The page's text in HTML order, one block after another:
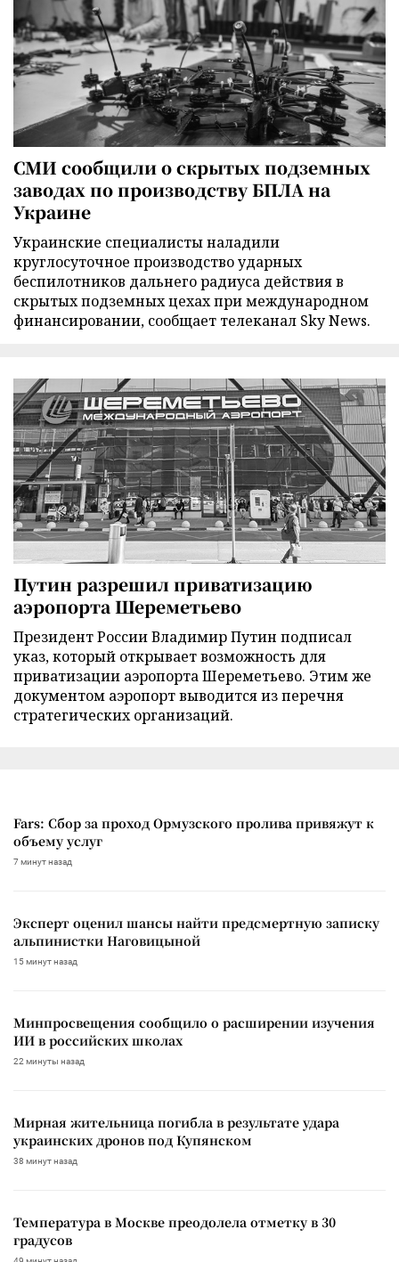
СМИ сообщили о скрытых подземных
заводах по производству БПЛА на
Украине
Украинские специалисты наладили
круглосуточное производство ударных
беспилотников дальнего радиуса действия в
скрытых подземных цехах при международном
финансировании, сообщает телеканал Sky News.
Путин разрешил приватизацию
аэропорта Шереметьево
Президент России Владимир Путин подписал
указ, который открывает возможность для
приватизации аэропорта Шереметьево. Этим же
документом аэропорт выводится из перечня
стратегических организаций.
Fars: Сбор за проход Ормузского пролива привяжут к
объему услуг
7 минут назад
Эксперт оценил шансы найти предсмертную записку
альпинистки Наговицыной
15 минут назад
Минпросвещения сообщило о расширении изучения
ИИ в российских школах
22 минуты назад
Мирная жительница погибла в результате удара
украинских дронов под Купянском
38 минут назад
Температура в Москве преодолела отметку в 30
градусов